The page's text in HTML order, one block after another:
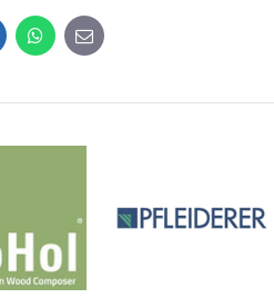
WhatsApp
E-
mail